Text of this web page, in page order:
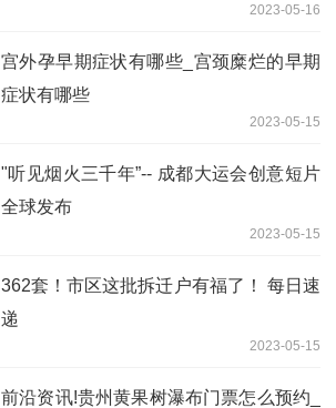
2023-05-16
宫外孕早期症状有哪些_宫颈糜烂的早期
症状有哪些
2023-05-15
"听见烟火三千年”-- 成都大运会创意短片
全球发布
2023-05-15
362套！市区这批拆迁户有福了！ 每日速
递
2023-05-15
前沿资讯!贵州黄果树瀑布门票怎么预约_